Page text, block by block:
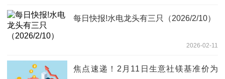
每日快报!水电龙头有三只（2026/2/10）
2026-02-11
焦点速递！2月11日生意社镁基准价为